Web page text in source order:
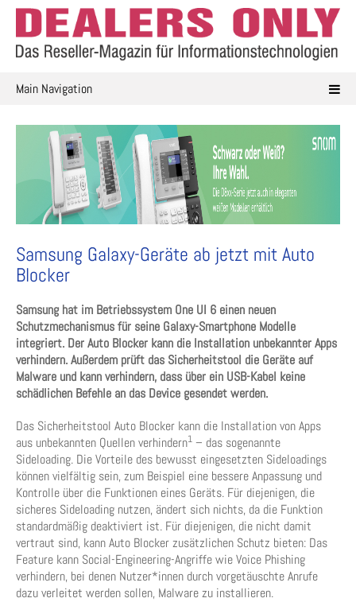
Skip
content
Main Navigation
Samsung Galaxy-Geräte ab jetzt mit Auto
Blocker
Samsung hat im Betriebssystem One UI 6 einen neuen
Schutzmechanismus für seine Galaxy-Smartphone Modelle
integriert. Der Auto Blocker kann die Installation unbekannter Apps
verhindern. Außerdem prüft das Sicherheitstool die Geräte auf
Malware und kann verhindern, dass über ein USB-Kabel keine
schädlichen Befehle an das Device gesendet werden.
Das Sicherheitstool Auto Blocker kann die Installation von Apps
aus unbekannten Quellen verhindern1 – das sogenannte
Sideloading. Die Vorteile des bewusst eingesetzten Sideloadings
können vielfältig sein, zum Beispiel eine bessere Anpassung und
Kontrolle über die Funktionen eines Geräts. Für diejenigen, die
sicheres Sideloading nutzen, ändert sich nichts, da die Funktion
standardmäßig deaktiviert ist. Für diejenigen, die nicht damit
vertraut sind, kann Auto Blocker zusätzlichen Schutz bieten: Das
Feature kann Social-Engineering-Angriffe wie Voice Phishing
verhindern, bei denen Nutzer*innen durch vorgetäuschte Anrufe
dazu verleitet werden sollen, Malware zu installieren.